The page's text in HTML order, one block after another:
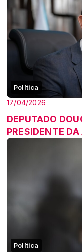
Política
17/04/2026
DEPUTADO
PRESIDENTE
Política